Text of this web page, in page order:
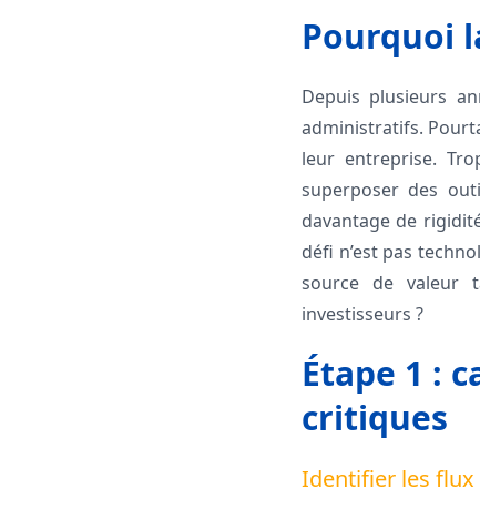
Pourquoi
Depuis plusieurs
administratifs.
leur entreprise.
superposer des
davantage de
défi n’est pas
source de valeur
investisseurs ?
Étape 1 :
critiques
Identifier les flux